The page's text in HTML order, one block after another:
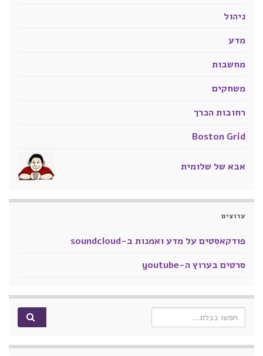
ניהול
מדע
מחשבות
משחקים
רחובות הכרך
Boston Grid
אבא של שלומית
ערוצים
פודקאסטים על מדע ואמנות ב-soundcloud
סרטים בערוץ ה-youtube
Search for: